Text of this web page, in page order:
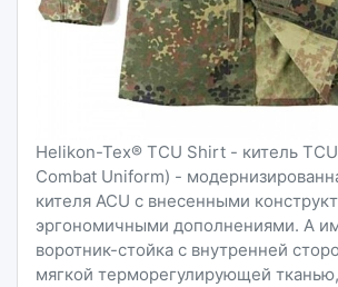
Helikon-Tex® TCU Shirt - китель
Combat Uniform) -
кителя ACU с внесенными
эргономичными дополнениями. А
воротник-стойка с внутренней
мягкой терморегулирующей тканью,